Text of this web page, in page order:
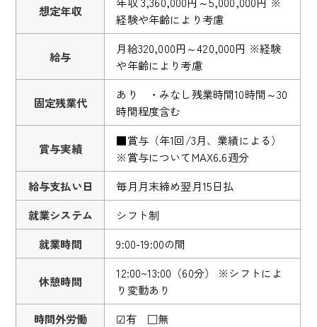
想定年収
経験や年齢により考慮
給与
月給320,000円～420,000円 ※経験
や年齢により考慮
固定残業代
あり ・みなし残業時間10時間～30
時間程度含む
賞与実績
■賞与（年1回/3月、業績による）
※賞与についてMAX6.6週分
給与支払い日
毎月月末締め翌月15日払
就業システム
シフト制
就業時間
9:00-19:00の間
休憩時間
12:00~13:00（60分） ※シフトによ
り変動あり
時間外労働
☑有 □無